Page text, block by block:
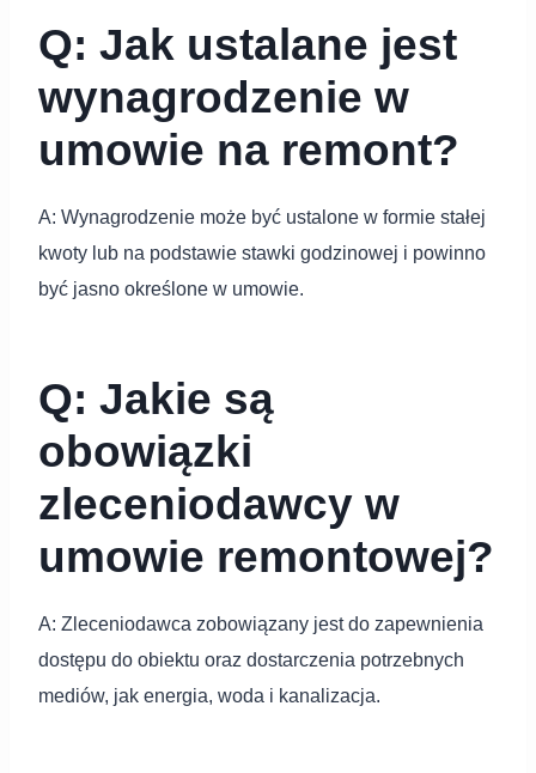
Q: Jak ustalane jest
wynagrodzenie w
umowie na remont?
A: Wynagrodzenie może być ustalone w formie stałej
kwoty lub na podstawie stawki godzinowej i powinno
być jasno określone w umowie.
Q: Jakie są
obowiązki
zleceniodawcy w
umowie remontowej?
A: Zleceniodawca zobowiązany jest do zapewnienia
dostępu do obiektu oraz dostarczenia potrzebnych
mediów, jak energia, woda i kanalizacja.